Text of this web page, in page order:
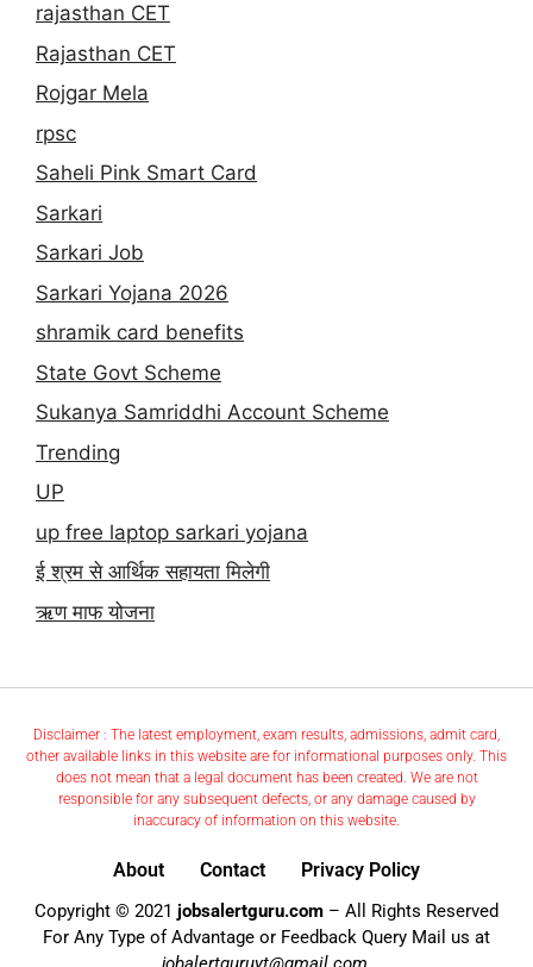
rajasthan CET
Rajasthan CET
Rojgar Mela
rpsc
Saheli Pink Smart Card
Sarkari
Sarkari Job
Sarkari Yojana 2026
shramik card benefits
State Govt Scheme
Sukanya Samriddhi Account Scheme
Trending
UP
up free laptop sarkari yojana
ई श्रम से आर्थिक सहायता मिलेगी
ऋण माफ योजना
Disclaimer : The latest employment, exam results, admissions, admit card,
other available links in this website are for informational purposes only. This
does not mean that a legal document has been created. We are not
responsible for any subsequent defects, or any damage caused by
inaccuracy of information on this website.
About Contact Privacy Policy
Copyright © 2021 jobsalertguru.com – All Rights Reserved
For Any Type of Advantage or Feedback Query Mail us at